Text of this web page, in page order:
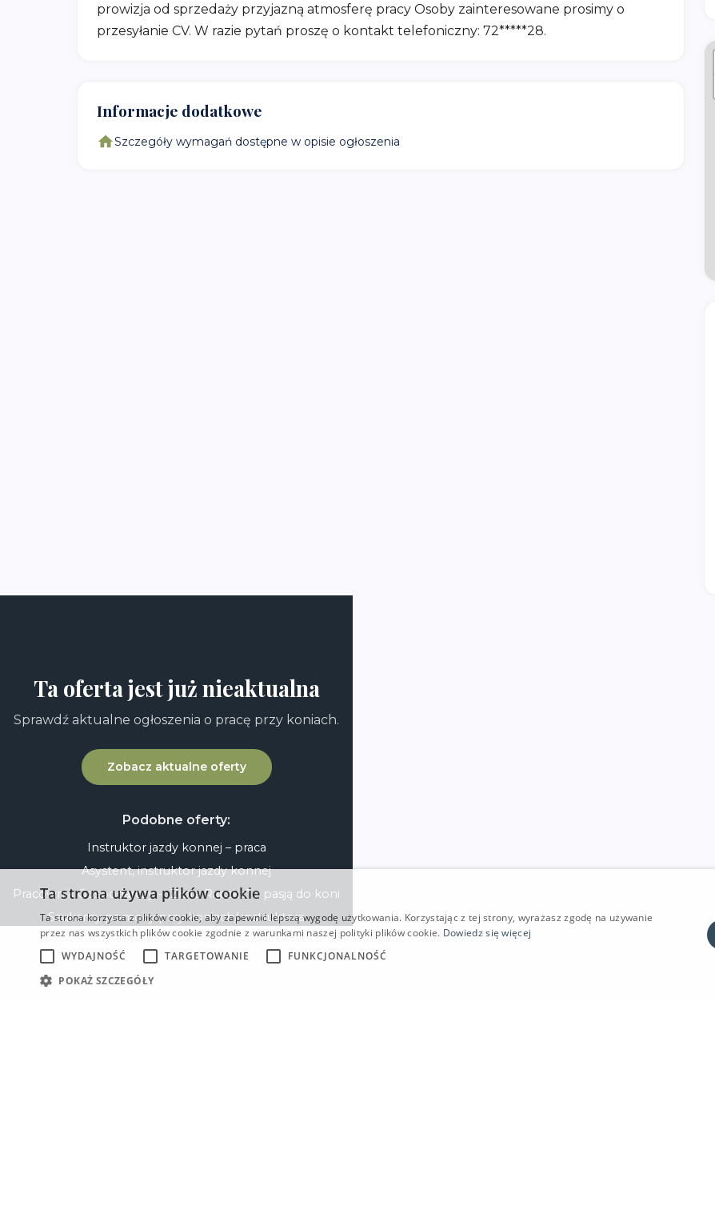
prowizja od sprzedaży przyjazną atmosferę pracy Osoby zainteresowane prosimy o
przesyłanie CV. W razie pytań proszę o kontakt telefoniczny: 72*****28.
Informacje dodatkowe
Szczegóły wymagań dostępne w opisie ogłoszenia
Ta oferta jest już nieaktualna
Sprawdź aktualne ogłoszenia o pracę przy koniach.
Zobacz aktualne oferty
Podobne oferty:
Instruktor jazdy konnej – praca
Asystent, instruktor jazdy konnej
Pracownik Gospodarczy - „Złota Rączka” z pasją do koni
Szukamy pomocy przy koniach/ instruktora
Ta strona używa plików cookie
Ta strona korzysta z plików cookie, aby zapewnić lepszą wygodę użytkowania. Korzystając z tej strony, wyrażasz zgodę na używanie
przez nas wszystkich plików cookie zgodnie z warunkami naszej polityki plików cookie. Dowiedz się więcej
WYDAJNOŚĆ
TARGETOWANIE
FUNKCJONALNOŚĆ
POKAŻ SZCZEGÓŁY